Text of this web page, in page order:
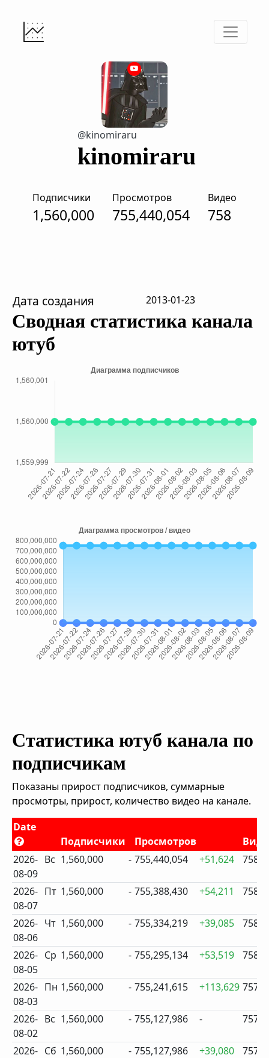
@kinomiraru
kinomiraru
Подписчики
1,560,000
Просмотров
755,440,054
Видео
758
Дата создания 2013-01-23
Сводная статистика канала
ютуб
Статистика ютуб канала по
подписчикам
Показаны прирост подписчиков, суммарные
просмотры, прирост, количество видео на канале.
Date
Подписчики
Просмотров
2026-
08-09
Вс 1,560,000 - 755,440,054 +51,624 758
2026-
08-07
Пт 1,560,000 - 755,388,430 +54,211 758
2026-
08-06
Чт 1,560,000 - 755,334,219 +39,085 758
2026-
08-05
Ср 1,560,000 - 755,295,134 +53,519 758
2026-
08-03
Пн 1,560,000 - 755,241,615 +113,629 757
2026-
08-02
Вс 1,560,000 - 755,127,986 - 757
2026- Сб 1,560,000 - 755,127,986 +39,080 757